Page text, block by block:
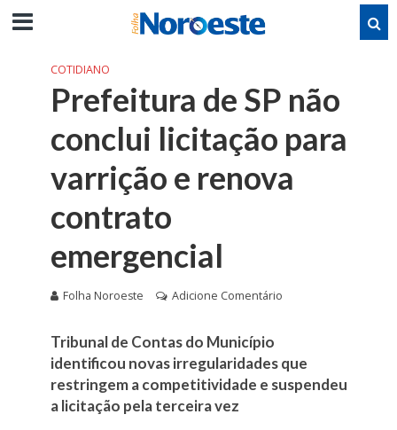
COTIDIANO
Prefeitura de SP não
conclui licitação para
varrição e renova
contrato
emergencial
Folha Noroeste Adicione Comentário
Tribunal de Contas do Município
identificou novas irregularidades que
restringem a competitividade e suspendeu
a licitação pela terceira vez